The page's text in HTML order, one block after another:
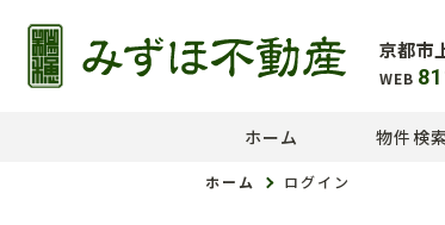
京都市
WEB
ホーム 物件検索
ホーム ログイン